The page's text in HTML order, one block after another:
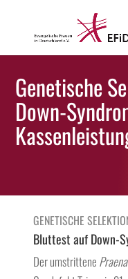
Genetische
Down-
GENETISCHE
Bluttest auf Down-
Der umstrittene